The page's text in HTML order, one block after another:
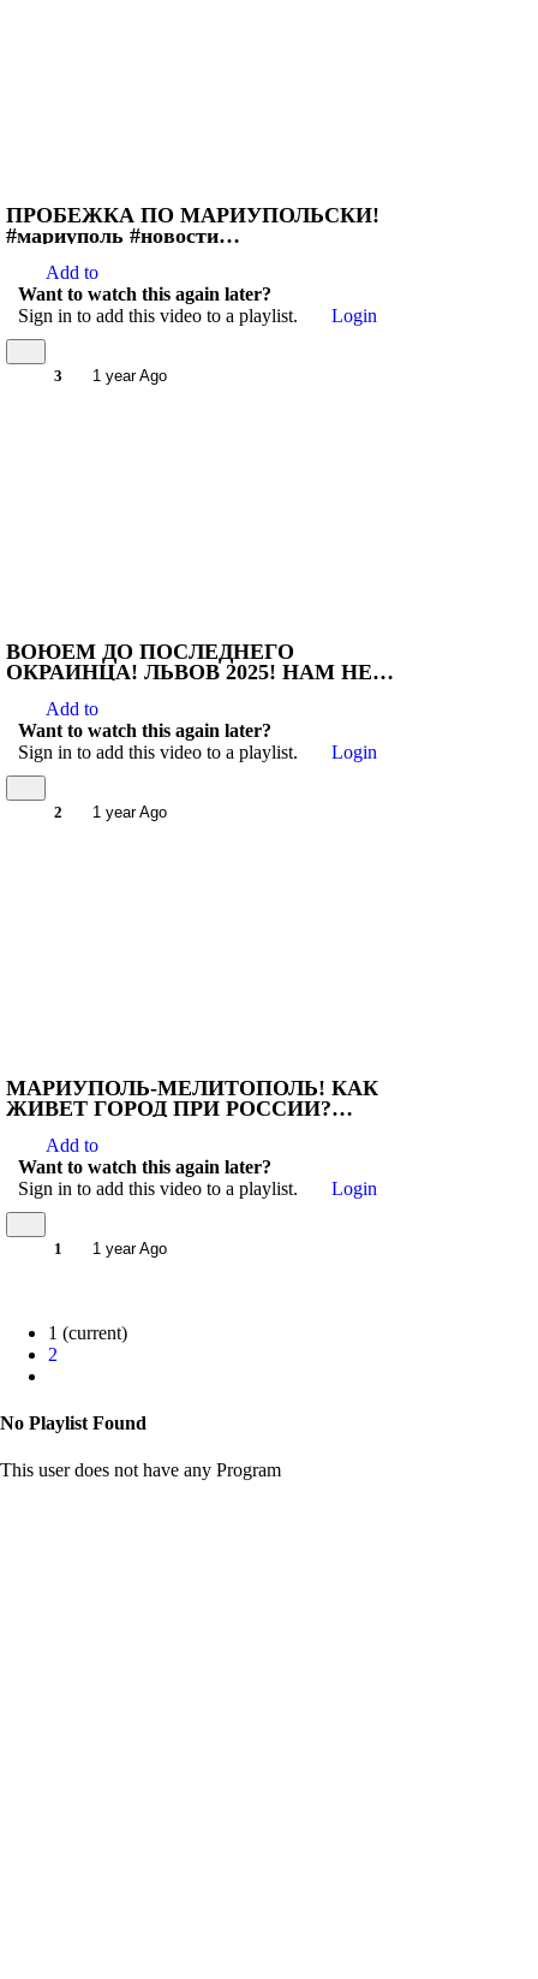
ПРОБЕЖКА ПО МАРИУПОЛЬСКИ!
#мариуполь #новости
Add to
Want to watch this again later?
Sign in to add this video to a playlist.
Login
3 1 year Ago
ВОЮЕМ ДО ПОСЛЕДНЕГО
ОКРАИНЦА! ЛЬВОВ 2025! НАМ НЕ
Add to
Want to watch this again later?
Sign in to add this video to a playlist.
Login
2 1 year Ago
МАРИУПОЛЬ-МЕЛИТОПОЛЬ! КАК
ЖИВЕТ ГОРОД ПРИ РОССИИ?
БОЛЬШЕГО?
Add to
Want to watch this again later?
Sign in to add this video to a playlist.
Login
1 1 year Ago
1 (current)
2
No Playlist Found
This user does not have any Program